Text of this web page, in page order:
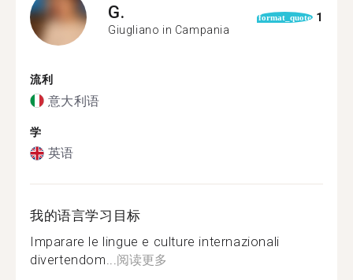
G.
Giugliano in Campania
format_quote 1
流利
意大利语
学
英语
我的语言学习目标
Imparare le lingue e culture internazionali
divertendom...阅读更多